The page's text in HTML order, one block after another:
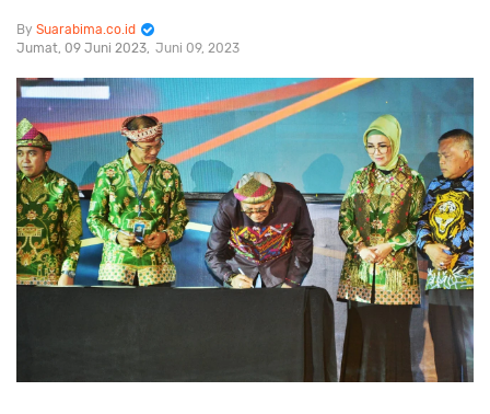
Suarabima.co.id
Jumat, 09 Juni 2023 Juni 09, 2023